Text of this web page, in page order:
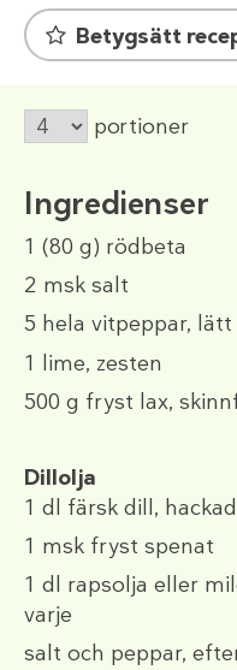
Betygsätt
portioner
Ingredienser
1 (80 g) rödbeta
2 msk salt
5 hela vitpeppar,
1 lime, zesten
500 g fryst lax,
Dillolja
1 dl färsk dill, hackad
1 msk fryst spenat
1 dl rapsolja eller
varje
salt och peppar,